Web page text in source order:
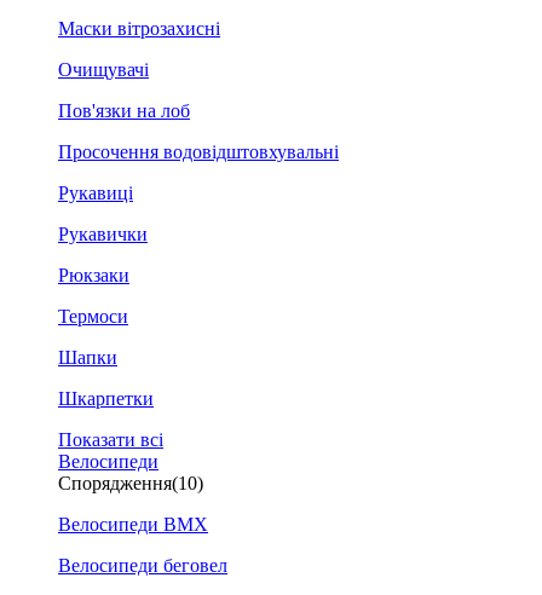
Маски вітрозахисні
Очищувачі
Пов'язки на лоб
Просочення водовідштовхувальні
Рукавиці
Рукавички
Рюкзаки
Термоси
Шапки
Шкарпетки
Показати всі
Велосипеди
Спорядження(10)
Велосипеди BMX
Велосипеди беговел